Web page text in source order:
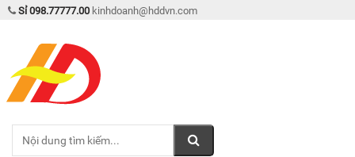
Sỉ 098.77777.00 kinhdoanh@hddvn.com